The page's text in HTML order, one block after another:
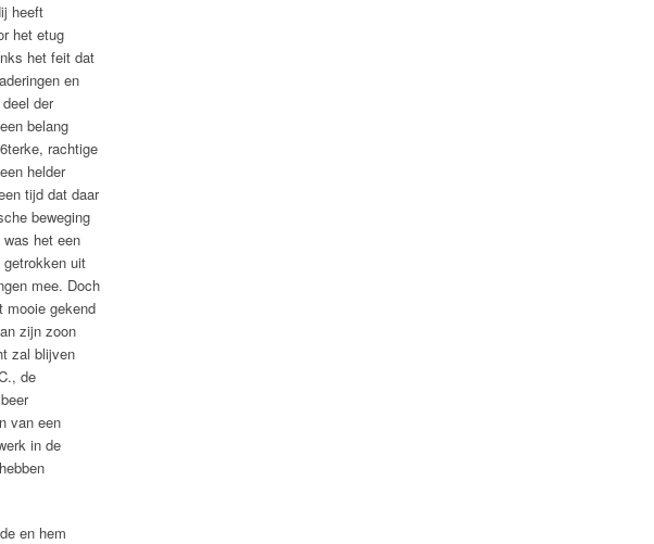
heeft
het etug
het feit dat
en
der
belang
rachtige
helder
tijd dat daar
beweging
het een
getrokken uit
mee. Doch
mooie gekend
zijn zoon
zal blijven
de
van een
in de
en hem